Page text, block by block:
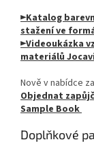
►Katalog
stažení ve
►Videoukázka
materiálů
Nově v nabídce
Objednat
Sample Book
Doplňkové